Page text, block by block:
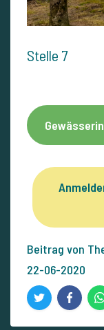
Stelle 7
Beitrag von
22-06-2020